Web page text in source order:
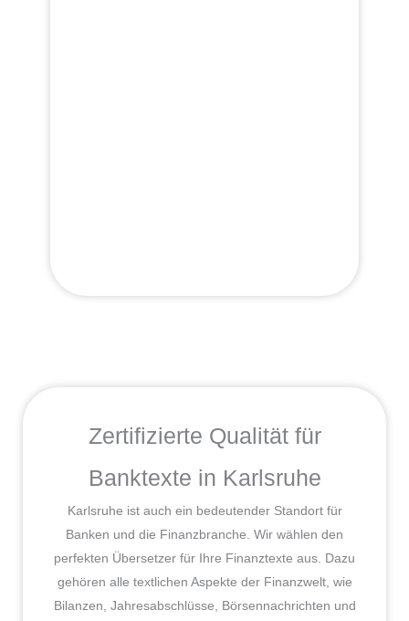
Zertifizierte Qualität für
Banktexte in Karlsruhe
Karlsruhe ist auch ein bedeutender Standort für
Banken und die Finanzbranche. Wir wählen den
perfekten Übersetzer für Ihre Finanztexte aus. Dazu
gehören alle textlichen Aspekte der Finanzwelt, wie
Bilanzen, Jahresabschlüsse, Börsennachrichten und